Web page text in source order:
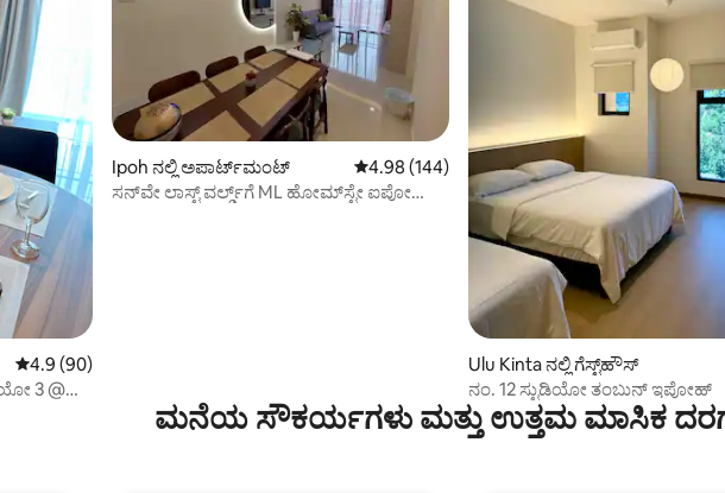
5 ರಲ್ಲಿ 4.9 ಸರಾಸರಿ ರೇಟಿಂಗ್, 90 ವಿಮರ್ಶೆಗಳು
4.9 (90)
3 @
Ipoh ನಲ್ಲಿ ಅಪಾರ್ಟ್‌ಮಂಟ್ 5 ರಲ್ಲಿ 4.98 ಸರಾಸರಿ ರೇಟಿಂಗ್, 144 ವಿಮರ್ಶೆಗಳು
4.98 (144)
ಸನ್‌ವೇ ಲಾಸ್ಟ್ ವರ್ಲ್ಡ್‌ಗೆ ML ಹೋಮ್‌ಸ್ಟೇ ಐಪೋ
Ulu Kinta ನಲ್ಲಿ ಗೆಸ್ಟ್‌ಹೌಸ್
ನಂ. 12 ಸ್ಟುಡಿಯೋ ತಂಬುನ್ ಇಪೋಹ್
ಮನೆಯ ಸೌಕರ್ಯಗಳು ಮತ್ತು ಉತ್ತಮ ಮಾಸಿಕ